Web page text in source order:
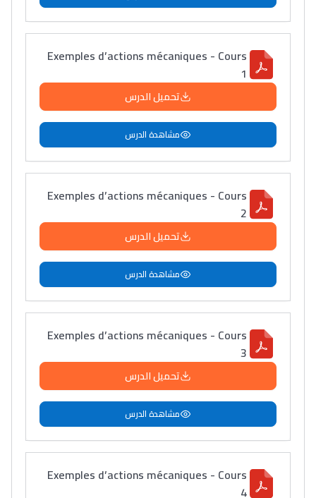
Exemples d’actions mécaniques - Cours
1
تحميل الدرس
مشاهدة الدرس
Exemples d’actions mécaniques - Cours
2
تحميل الدرس
مشاهدة الدرس
Exemples d’actions mécaniques - Cours
3
تحميل الدرس
مشاهدة الدرس
Exemples d’actions mécaniques - Cours
4